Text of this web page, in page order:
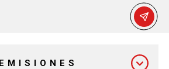
EMISIONES